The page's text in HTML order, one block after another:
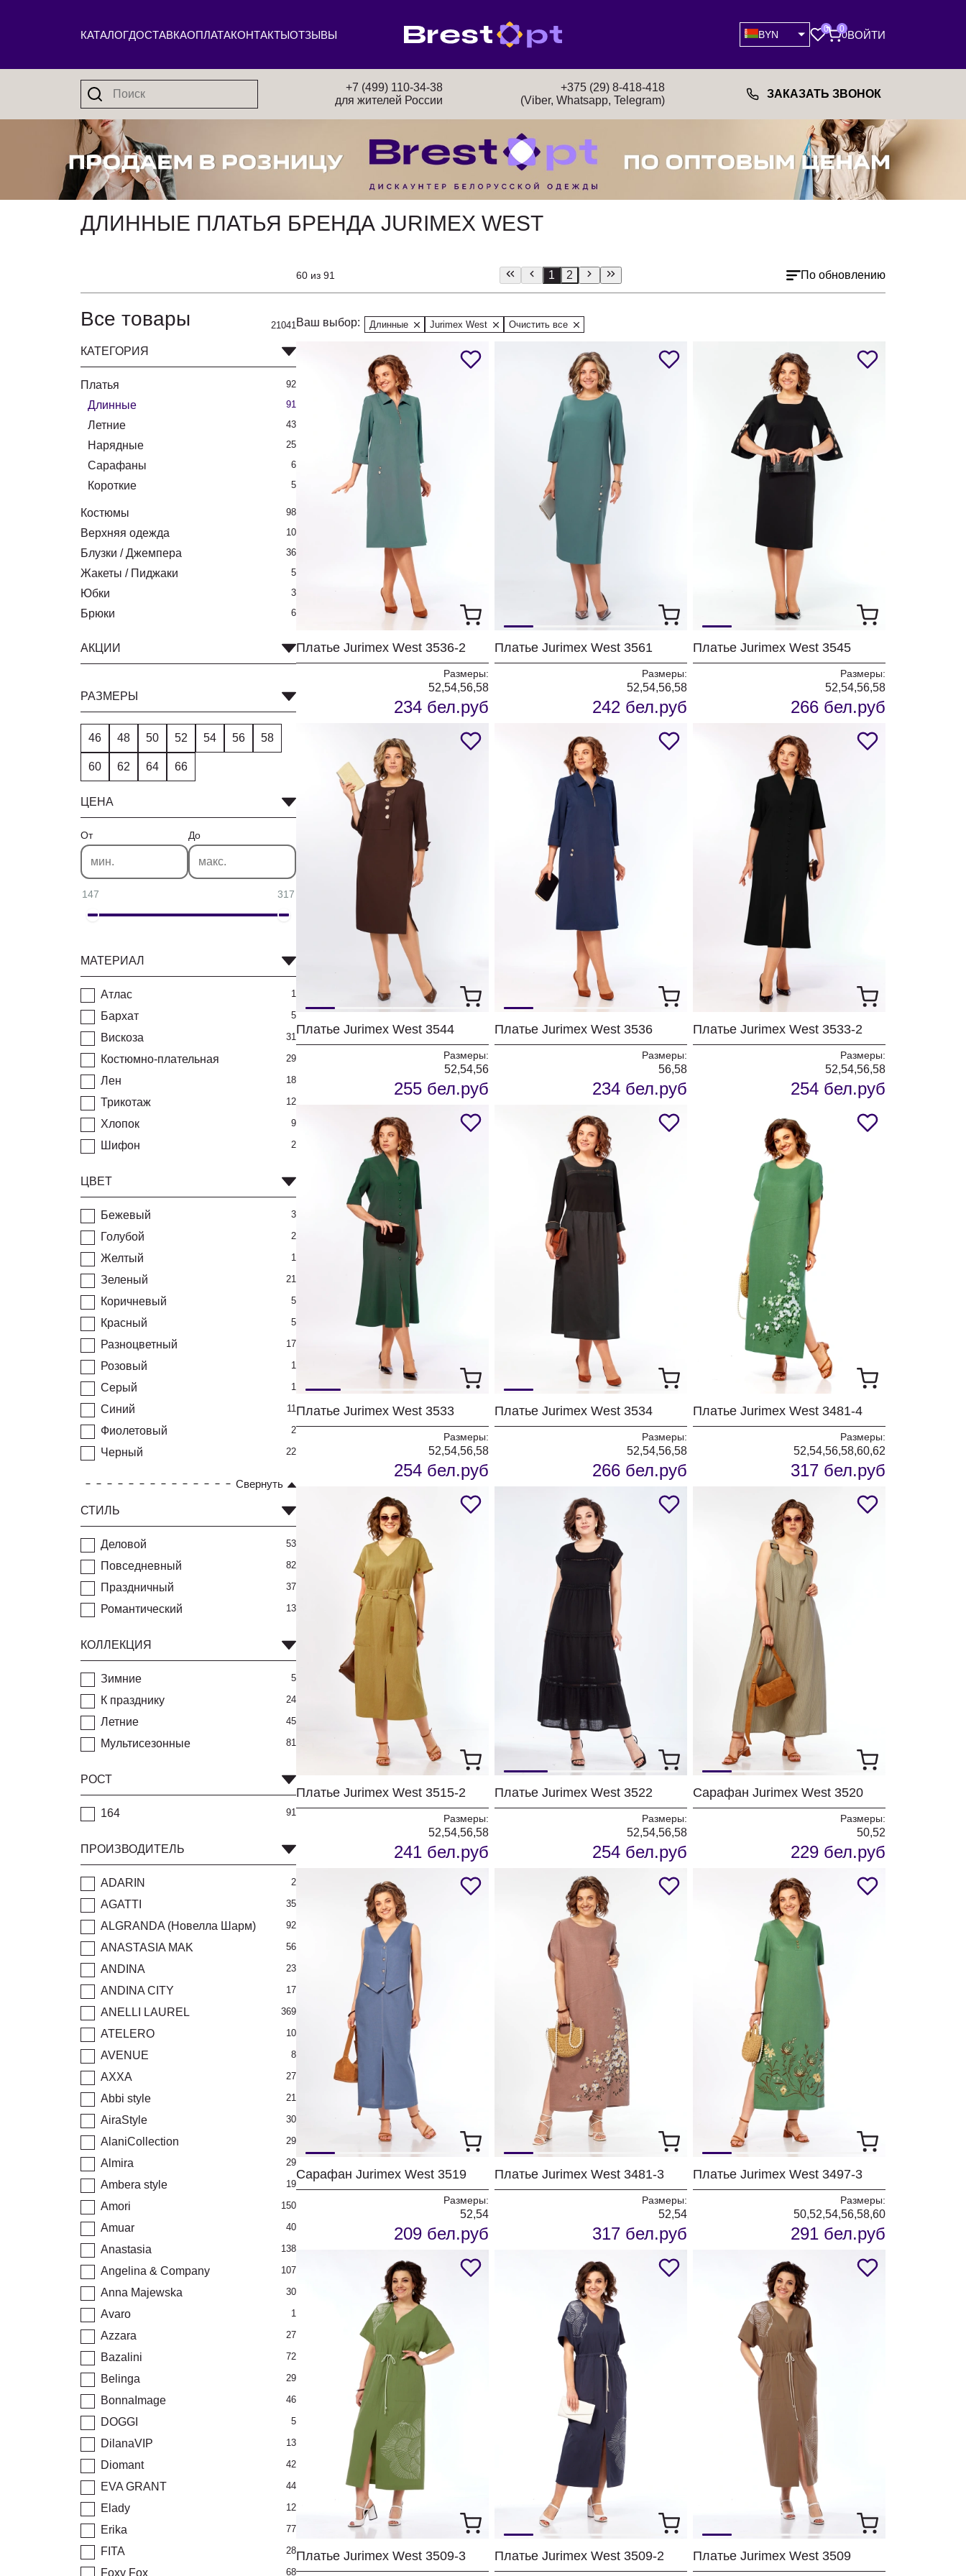
КАТАЛОГДОСТАВКАОПЛАТАКОНТАКТЫОТЗЫВЫ BYN
0 0
0ВОЙТИ
+7 (499) 110-34-38
для жителей России
+375 (29) 8-418-418
(Viber, Whatsapp, Telegram)
ЗАКАЗАТЬ ЗВОНОК
ДЛИННЫЕ ПЛАТЬЯ БРЕНДА JURIMEX WEST
60 из 91 По обновлению
1 2
Все товары 21041
КАТЕГОРИЯ
Платья 92
Длинные 91
Летние 43
Нарядные 25
Сарафаны 6
Короткие 5
Костюмы 98
Верхняя одежда 10
Блузки / Джемпера 36
Жакеты / Пиджаки 5
Юбки 3
Брюки 6
АКЦИИ
РАЗМЕРЫ
46 48 50 52 54 56 58
60 62 64 66
ЦЕНА
От До
147 317
МАТЕРИАЛ
Атлас 1
Бархат 5
Вискоза 31
Костюмно-плательная 29
Лен 18
Трикотаж 12
Хлопок 9
Шифон 2
ЦВЕТ
Бежевый 3
Голубой 2
Желтый 1
Зеленый 21
Коричневый 5
Красный 5
Разноцветный 17
Розовый 1
Серый 1
Синий 11
Фиолетовый 2
Черный 22
Свернуть
СТИЛЬ
Деловой 53
Повседневный 82
Праздничный 37
Романтический 13
КОЛЛЕКЦИЯ
Зимние 5
К празднику 24
Летние 45
Мультисезонные 81
РОСТ
164 91
ПРОИЗВОДИТЕЛЬ
ADARIN 2
AGATTI 35
ALGRANDA (Новелла Шарм) 92
ANASTASIA MAK 56
ANDINA 23
ANDINA CITY 17
ANELLI LAUREL 369
ATELERO 10
AVENUE 8
AXXA 27
Abbi style 21
AiraStyle 30
AlaniCollection 29
Almira 29
Ambera style 19
Amori 150
Amuar 40
Anastasia 138
Angelina & Company 107
Anna Majewska 30
Avaro 1
Azzara 27
Bazalini 72
Belinga 29
BonnaImage 46
DOGGI 5
DilanaVIP 13
Diomant 42
EVA GRANT 44
Elady 12
Erika 77
FITA 28
Foxy Fox 68
Ваш выбор: Длинные Jurimex West Очистить все
Платье Jurimex West 3536-2
Размеры:
52,54,56,58
234 бел.руб
Платье Jurimex West 3561
Размеры:
52,54,56,58
242 бел.руб
Платье Jurimex West 3545
Размеры:
52,54,56,58
266 бел.руб
Платье Jurimex West 3544
Размеры:
52,54,56
255 бел.руб
Платье Jurimex West 3536
Размеры:
56,58
234 бел.руб
Платье Jurimex West 3533-2
Размеры:
52,54,56,58
254 бел.руб
Платье Jurimex West 3533
Размеры:
52,54,56,58
254 бел.руб
Платье Jurimex West 3534
Размеры:
52,54,56,58
266 бел.руб
Платье Jurimex West 3481-4
Размеры:
52,54,56,58,60,62
317 бел.руб
Платье Jurimex West 3515-2
Размеры:
52,54,56,58
241 бел.руб
Платье Jurimex West 3522
Размеры:
52,54,56,58
254 бел.руб
Сарафан Jurimex West 3520
Размеры:
50,52
229 бел.руб
Сарафан Jurimex West 3519
Размеры:
52,54
209 бел.руб
Платье Jurimex West 3481-3
Размеры:
52,54
317 бел.руб
Платье Jurimex West 3497-3
Размеры:
50,52,54,56,58,60
291 бел.руб
Платье Jurimex West 3509-3 Платье Jurimex West 3509-2 Платье Jurimex West 3509